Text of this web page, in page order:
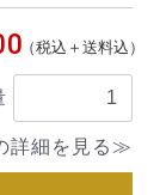
（税込＋送料込）
詳細を見る≫